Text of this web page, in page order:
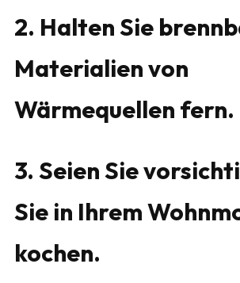
2. Halten Sie
Materialien von
Wärmequellen fern.
3. Seien Sie
Sie in Ihrem
kochen.